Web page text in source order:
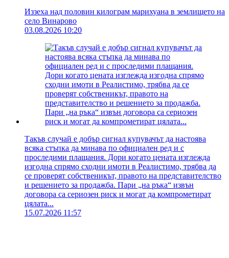
Иззеха над половин килограм марихуана в землището на
село Винарово
03.08.2026 10:20
Такъв случай е добър сигнал купувачът да настоява
всяка стъпка да минава по официален ред и с
проследими плащания. Дори когато цената изглежда
изгодна спрямо сходни имоти в Реалистимо, трябва да
се проверят собственикът, правото на представителство
и решението за продажба. Пари „на ръка“ извън
договора са сериозен риск и могат да компрометират
цялата...
15.07.2026 11:57